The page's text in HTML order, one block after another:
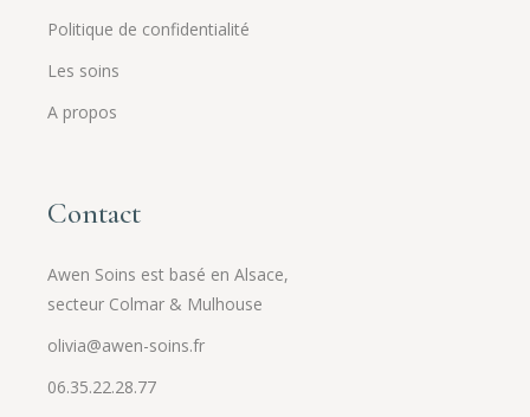
Politique de confidentialité
Les soins
A propos
Contact
Awen Soins est basé en Alsace,
secteur Colmar & Mulhouse
olivia@awen-soins.fr
06.35.22.28.77